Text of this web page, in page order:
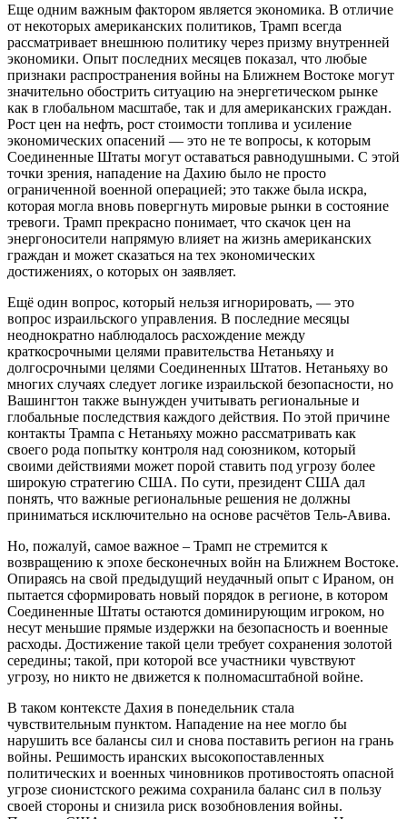
Еще одним важным фактором является экономика. В отличие
от некоторых американских политиков, Трамп всегда
рассматривает внешнюю политику через призму внутренней
экономики. Опыт последних месяцев показал, что любые
признаки распространения войны на Ближнем Востоке могут
значительно обострить ситуацию на энергетическом рынке
как в глобальном масштабе, так и для американских граждан.
Рост цен на нефть, рост стоимости топлива и усиление
экономических опасений — это не те вопросы, к которым
Соединенные Штаты могут оставаться равнодушными. С этой
точки зрения, нападение на Дахию было не просто
ограниченной военной операцией; это также была искра,
которая могла вновь повергнуть мировые рынки в состояние
тревоги. Трамп прекрасно понимает, что скачок цен на
энергоносители напрямую влияет на жизнь американских
граждан и может сказаться на тех экономических
достижениях, о которых он заявляет.
Ещё один вопрос, который нельзя игнорировать, — это
вопрос израильского управления. В последние месяцы
неоднократно наблюдалось расхождение между
краткосрочными целями правительства Нетаньяху и
долгосрочными целями Соединенных Штатов. Нетаньяху во
многих случаях следует логике израильской безопасности, но
Вашингтон также вынужден учитывать региональные и
глобальные последствия каждого действия. По этой причине
контакты Трампа с Нетаньяху можно рассматривать как
своего рода попытку контроля над союзником, который
своими действиями может порой ставить под угрозу более
широкую стратегию США. По сути, президент США дал
понять, что важные региональные решения не должны
приниматься исключительно на основе расчётов Тель-Авива.
Но, пожалуй, самое важное – Трамп не стремится к
возвращению к эпохе бесконечных войн на Ближнем Востоке.
Опираясь на свой предыдущий неудачный опыт с Ираном, он
пытается сформировать новый порядок в регионе, в котором
Соединенные Штаты остаются доминирующим игроком, но
несут меньшие прямые издержки на безопасность и военные
расходы. Достижение такой цели требует сохранения золотой
середины; такой, при которой все участники чувствуют
угрозу, но никто не движется к полномасштабной войне.
В таком контексте Дахия в понедельник стала
чувствительным пунктом. Нападение на нее могло бы
нарушить все балансы сил и снова поставить регион на грань
войны. Решимость иранских высокопоставленных
политических и военных чиновников противостоять опасной
угрозе сионистского режима сохранила баланс сил в пользу
своей стороны и снизила риск возобновления войны.